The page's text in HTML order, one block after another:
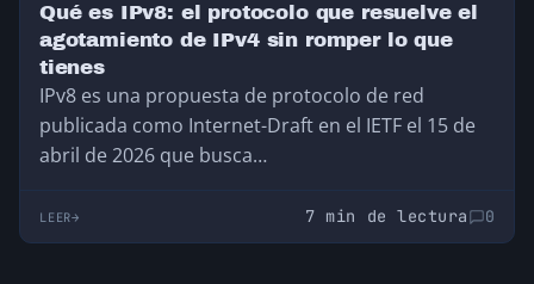
Qué es IPv8: el protocolo que resuelve el
agotamiento de IPv4 sin romper lo que
tienes
IPv8 es una propuesta de protocolo de red
publicada como Internet-Draft en el IETF el 15 de
abril de 2026 que busca…
LEER 7 min de lectura 0